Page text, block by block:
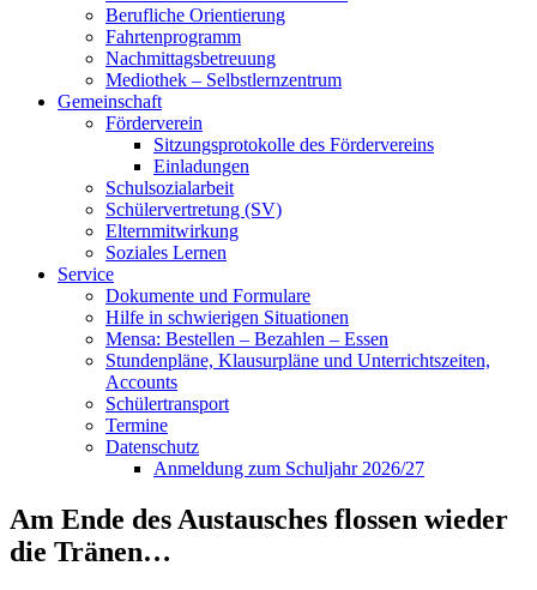
Berufliche Orientierung
Fahrtenprogramm
Nachmittagsbetreuung
Mediothek – Selbstlernzentrum
Gemeinschaft
Förderverein
Sitzungsprotokolle des Fördervereins
Einladungen
Schulsozialarbeit
Schülervertretung (SV)
Elternmitwirkung
Soziales Lernen
Service
Dokumente und Formulare
Hilfe in schwierigen Situationen
Mensa: Bestellen – Bezahlen – Essen
Stundenpläne, Klausurpläne und Unterrichtszeiten,
Accounts
Schülertransport
Termine
Datenschutz
Anmeldung zum Schuljahr 2026/27
Am Ende des Austausches flossen wieder
die Tränen…